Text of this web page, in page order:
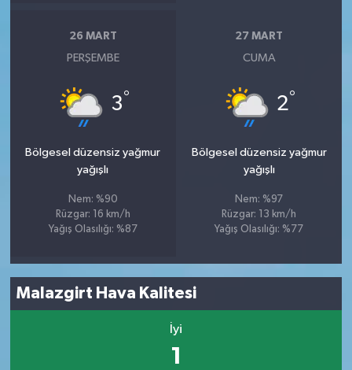
26 MART
PERŞEMBE
3°
Bölgesel düzensiz yağmur
yağışlı
Nem: %90
Rüzgar: 16 km/h
Yağış Olasılığı: %87
27 MART
CUMA
2°
Bölgesel düzensiz yağmur
yağışlı
Nem: %97
Rüzgar: 13 km/h
Yağış Olasılığı: %77
Malazgirt Hava Kalitesi
İyi
1